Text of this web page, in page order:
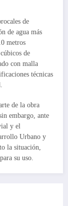
de
de agua más
metros
de
con malla
técnicas
de la obra
embargo, ante
y el
Urbano y
la situación,
su uso.